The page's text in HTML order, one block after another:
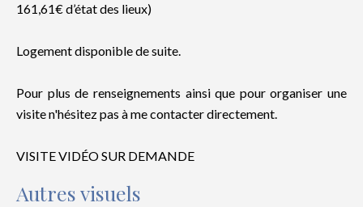
161,61€ d’état des lieux)
Logement disponible de suite.
Pour plus de renseignements ainsi que pour organiser une
visite n'hésitez pas à me contacter directement.
VISITE VIDÉO SUR DEMANDE
Autres visuels